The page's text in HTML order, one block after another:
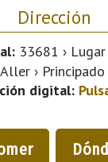
Dirección
33681 ›
›
digital: